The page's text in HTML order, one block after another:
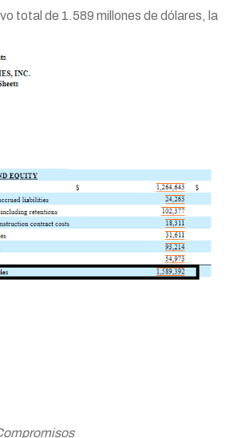
total de 1.589 millones de dólares, la